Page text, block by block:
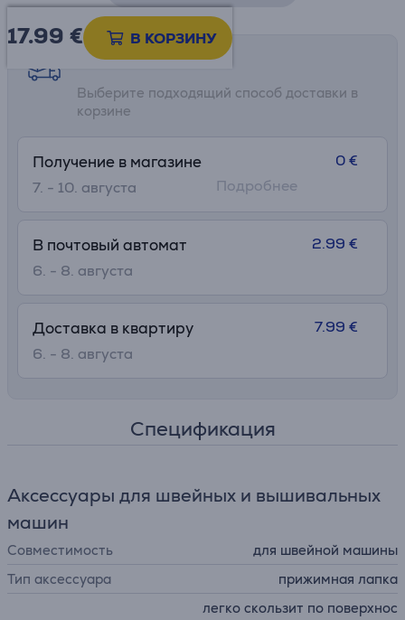
17.99 € В КОРЗИНУ
Возможности доставки
Выберите подходящий способ доставки в
корзине
Получение в магазине
7. - 10. августа
0 €
Подробнее
В почтовый автомат
6. - 8. августа
2.99 €
Доставка в квартиру
6. - 8. августа
7.99 €
Спецификация
Аксессуары для швейных и вышивальных
машин
Совместимость
для швейной машины
Тип аксессуара
прижимная лапка
легко скользит по поверхнос